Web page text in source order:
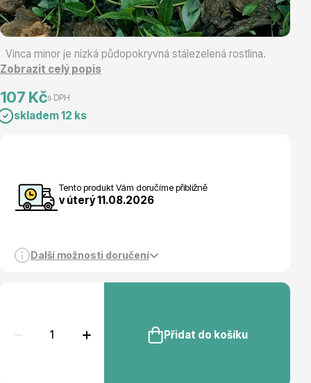
Magnólie
Vinca minor je nízká půdopokryvná stálezelená rostlina.
Zobrazit celý popis
107 Kčs DPH
skladem 12 ks
Tento produkt Vám doručíme přibližně
v úterý 11.08.2026
Další možnosti doručení
Přidat do košíku